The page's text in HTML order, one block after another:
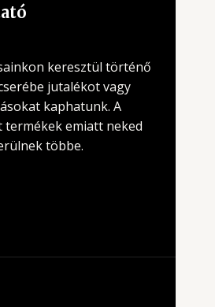
keresztül történő
jutalékot vagy
kaphatunk. A
termékek emiatt neked
többe.